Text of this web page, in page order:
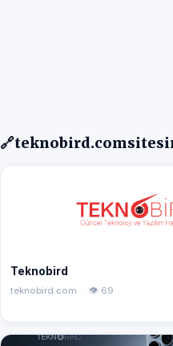
🔗teknobird.com
Teknobird
teknobird.com · 👁 69